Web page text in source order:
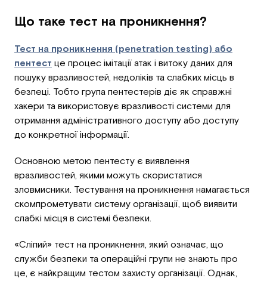
Що таке тест на проникнення?
Тест на проникнення (penetration testing) або
пентест це процес імітації атак і витоку даних для
пошуку вразливостей, недоліків та слабких місць в
безпеці. Тобто група пентестерів діє як справжні
хакери та використовує вразливості системи для
отримання адміністративного доступу або доступу
до конкретної інформації.
Основною метою пентесту є виявлення
вразливостей, якими можуть скористатися
зловмисники. Тестування на проникнення намагається
скомпрометувати систему організації, щоб виявити
слабкі місця в системі безпеки.
«Сліпий» тест на проникнення, який означає, що
служби безпеки та операційні групи не знають про
це, є найкращим тестом захисту організації. Однак,